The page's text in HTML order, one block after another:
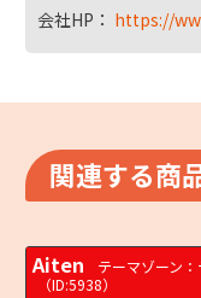
会社HP： https://
関連する商
Aiten
テーマゾーン：
（ID:5938）